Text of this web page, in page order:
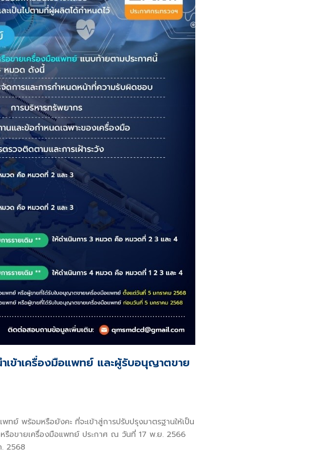
เข้าเครื่องมือแพทย์ และผู้รับอนุญาตขาย
ย์ พร้อมหรือยังคะ ที่จะเข้าสู่การปรับปรุงมาตรฐานให้เป็น
รือขายเครื่องมือแพทย์ ประกาศ ณ วันที่ 17 พ.ย. 2566
2568